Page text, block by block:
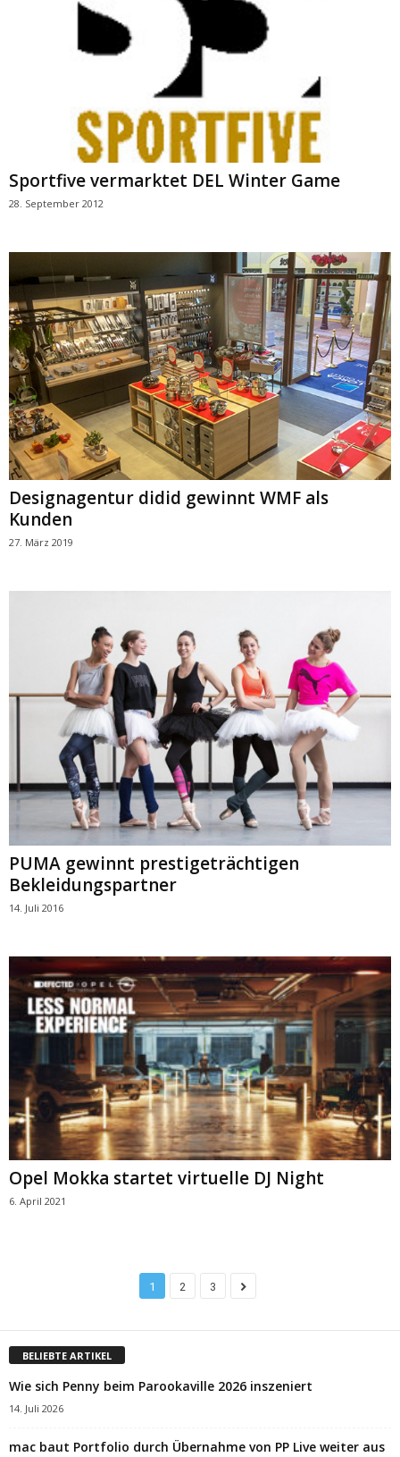
Sportfive vermarktet DEL Winter Game
28. September 2012
Designagentur didid gewinnt WMF als
Kunden
27. März 2019
PUMA gewinnt prestigeträchtigen
Bekleidungspartner
14. Juli 2016
Opel Mokka startet virtuelle DJ Night
6. April 2021
1 2 3
BELIEBTE ARTIKEL
Wie sich Penny beim Parookaville 2026 inszeniert
14. Juli 2026
mac baut Portfolio durch Übernahme von PP Live weiter aus